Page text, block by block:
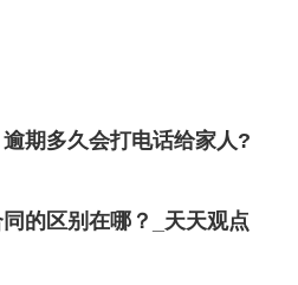
期多久会打电话给家人?
的区别在哪？_天天观点